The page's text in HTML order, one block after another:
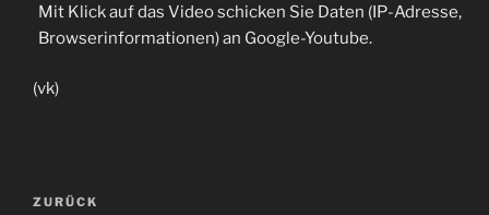
Mit Klick auf das Video schicken Sie Daten (IP-Adresse,
Browserinformationen) an Google-Youtube.
(vk)
Beitragsnavigation
Vorheriger
ZURÜCK